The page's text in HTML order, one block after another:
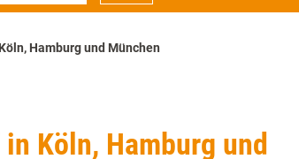
Hamburg und München
Köln, Hamburg und